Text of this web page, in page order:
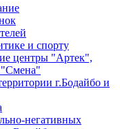
и спорту
центры "Артек",
г.Бодайбо и
негативных